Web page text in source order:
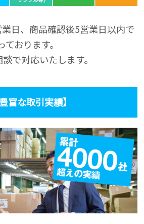
日、商品確認後5営業日以内で
おります。
で対応いたします。
豊富な取引実績】